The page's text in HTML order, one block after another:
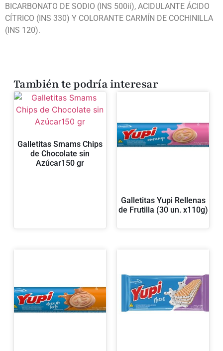
BICARBONATO DE SODIO (INS 500ii), ACIDULANTE ÁCIDO
CÍTRICO (INS 330) Y COLORANTE CARMÍN DE COCHINILLA
(INS 120).
También te podría interesar
Galletitas Smams Chips
de Chocolate sin
Azúcar150 gr
Galletitas Yupi Rellenas
de Frutilla (30 un. x110g)